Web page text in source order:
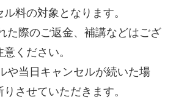
料の対象となります。
た際のご返金、補講などはござ
ください。
や当日キャンセルが続いた場
させていただきます。